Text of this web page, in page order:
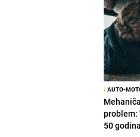
/AUTO-
problem:
50